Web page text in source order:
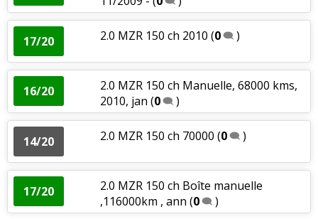
17/20 2.0 MZR 150 ch 2010 (0 )
16/20
2.0 MZR 150 ch Manuelle, 68000 kms,
2010, jan (0 )
14/20 2.0 MZR 150 ch 70000 (0 )
17/20
2.0 MZR 150 ch Boîte manuelle
,116000km , ann (0 )